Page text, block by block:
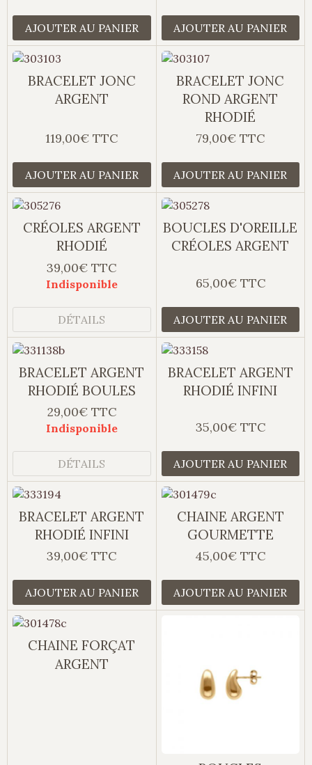
AJOUTER AU PANIER AJOUTER AU PANIER
BRACELET JONC
ARGENT
119,00€ TTC
AJOUTER AU PANIER
BRACELET JONC
ROND ARGENT
RHODIÉ
79,00€ TTC
AJOUTER AU PANIER
CRÉOLES ARGENT
RHODIÉ
39,00€ TTC
Indisponible
DÉTAILS
BOUCLES D'OREILLE
CRÉOLES ARGENT
65,00€ TTC
AJOUTER AU PANIER
BRACELET ARGENT
RHODIÉ BOULES
29,00€ TTC
Indisponible
DÉTAILS
BRACELET ARGENT
RHODIÉ INFINI
35,00€ TTC
AJOUTER AU PANIER
BRACELET ARGENT
RHODIÉ INFINI
39,00€ TTC
AJOUTER AU PANIER
CHAINE ARGENT
GOURMETTE
45,00€ TTC
AJOUTER AU PANIER
CHAINE FORÇAT
ARGENT